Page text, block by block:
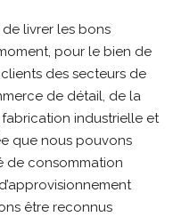
livrer les bons
pour le bien de
des secteurs de
de détail, de la
industrielle et
que nous pouvons
de consommation
être reconnus